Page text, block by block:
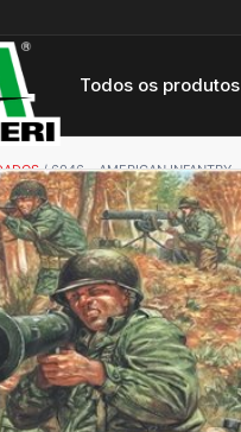
Todos os produtos
/ 6046 – AMERICAN INFANTRY